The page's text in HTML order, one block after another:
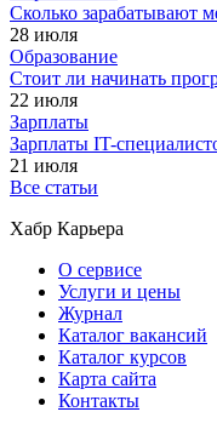
Сколько зарабатывают
28 июля
Образование
Стоит ли начинать
22 июля
Зарплаты
Зарплаты IT-
21 июля
Все статьи
Хабр Карьера
О сервисе
Услуги и цены
Журнал
Каталог вакансий
Каталог курсов
Карта сайта
Контакты